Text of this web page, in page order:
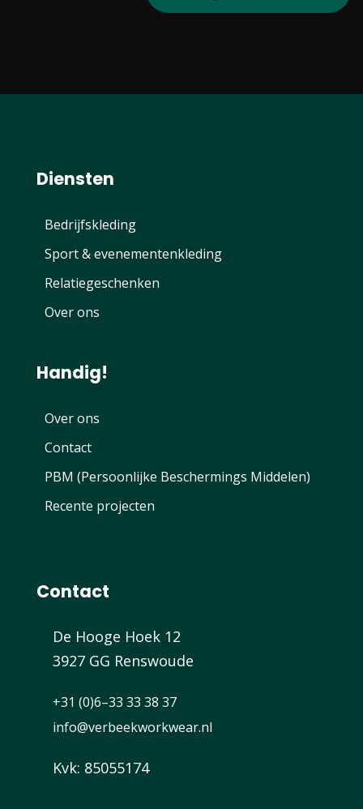
Diensten
Bedrijfskleding
Sport & evenementenkleding
Relatiegeschenken
Over ons
Handig!
Over ons
Contact
PBM (Persoonlijke Beschermings Middelen)
Recente projecten
Contact
De Hooge Hoek 12
3927 GG Renswoude
+31 (0)6–33 33 38 37
info@verbeekworkwear.nl
Kvk: 85055174